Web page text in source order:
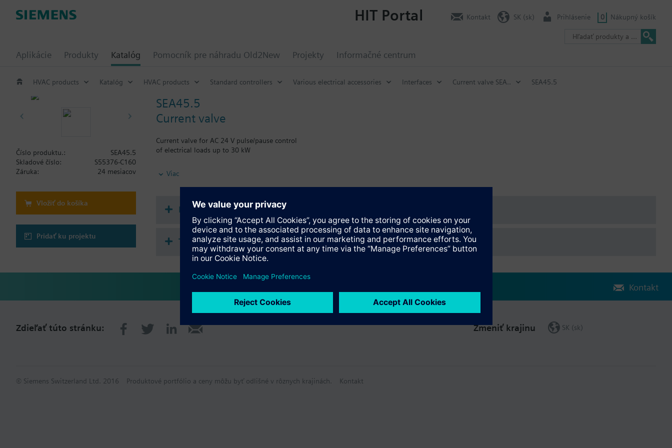
Aplikácie Produkty Katalóg Pomocník pre náhradu Old2New Projekty Informačné centrum
HIT Portal Kontakt SK (sk) Prihlásenie 0 Nákupný košík
HVAC products Katalóg HVAC products Standard controllers Various electrical accessories Interfaces Current valve SEA.. SEA45.5
SEA45.5
Current valve
Current valve for AC 24 V pulse/pause control
of electrical loads up to 30 kW
Warning
Mounting & local electrical regulations to be considered
SEA45.5 Current valve
Viac
Číslo produktu.:
SEA45.5
Skladové číslo:
S55376-C160
Záruka:
24 mesiacov
Vložiť do košíka
Pridať ku projektu
Dokumenty
Technické parametre
Kontakt
Zdieľať túto stránku: Zmeniť krajinu SK (sk)
© Siemens Switzerland Ltd. 2016 Produktové portfólio a ceny môžu byť odlišné v rôznych krajinách. Kontakt